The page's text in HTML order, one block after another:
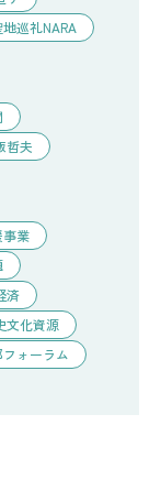
巡礼NARA
哲夫
事業
済
文化資源
ォーラム